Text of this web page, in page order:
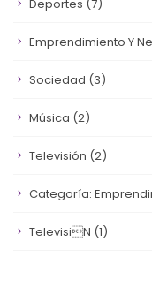
Deportes (7)
Emprendimiento Y
Sociedad (3)
Música (2)
Televisión (2)
Categoría:
Televisin (1)